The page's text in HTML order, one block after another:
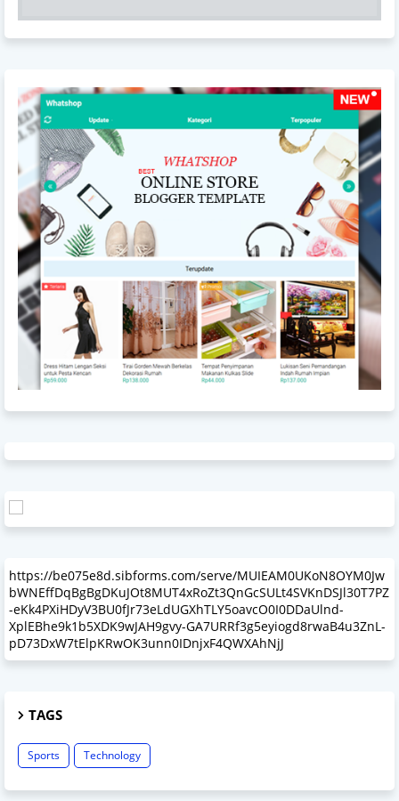
https://be075e8d.sibforms.com/serve/MUIEAM0UKoN8OYM0Jw
bWNEffDqBgBgDKuJOt8MUT4xRoZt3QnGcSULt4SVKnDSJl30T7PZ
-eKk4PXiHDyV3BU0fJr73eLdUGXhTLY5oavcO0I0DDaUlnd-
XplEBhe9k1b5XDK9wJAH9gvy-GA7URRf3g5eyiogd8rwaB4u3ZnL-
pD73DxW7tElpKRwOK3unn0IDnjxF4QWXAhNjJ
TAGS
Sports Technology